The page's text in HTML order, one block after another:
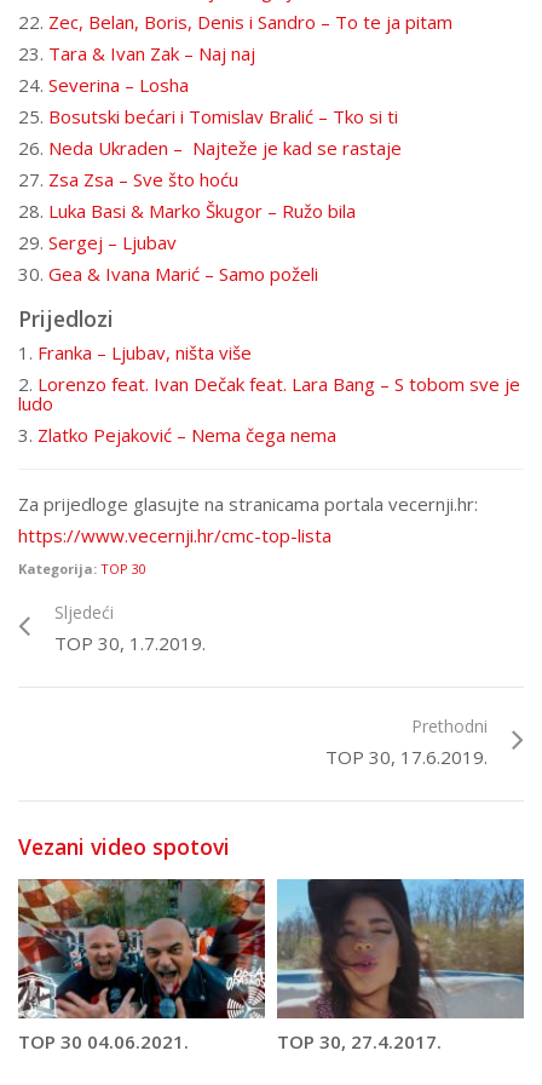
22. Zec, Belan, Boris, Denis i Sandro – To te ja pitam
23. Tara & Ivan Zak – Naj naj
24. Severina – Losha
25. Bosutski bećari i Tomislav Bralić – Tko si ti
26. Neda Ukraden – Najteže je kad se rastaje
27. Zsa Zsa – Sve što hoću
28. Luka Basi & Marko Škugor – Ružo bila
29. Sergej – Ljubav
30. Gea & Ivana Marić – Samo poželi
Prijedlozi
1. Franka – Ljubav, ništa više
2. Lorenzo feat. Ivan Dečak feat. Lara Bang – S tobom sve je
ludo
3. Zlatko Pejaković – Nema čega nema
Za prijedloge glasujte na stranicama portala vecernji.hr:
https://www.vecernji.hr/cmc-top-lista
Kategorija: TOP 30
Sljedeći
TOP 30, 1.7.2019.
Prethodni
TOP 30, 17.6.2019.
Vezani video spotovi
TOP 30 04.06.2021. TOP 30, 27.4.2017.